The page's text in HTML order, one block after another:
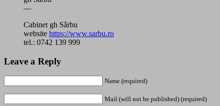
—
Cabinet gh Sârbu
website https://www.sarbu.ro
tel.: 0742 139 999
Leave a Reply
Name (required)
Mail (will not be published) (required)